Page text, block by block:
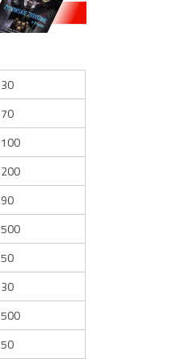
30
70
100
200
90
500
50
30
500
50